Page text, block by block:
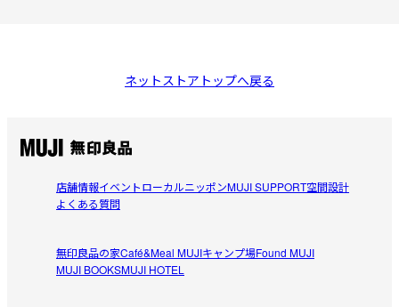
ネットストアトップへ戻る
店舗情報イベントローカルニッポンMUJI SUPPORT空間設計
よくある質問
無印良品の家Café&Meal MUJIキャンプ場Found MUJI
MUJI BOOKSMUJI HOTEL